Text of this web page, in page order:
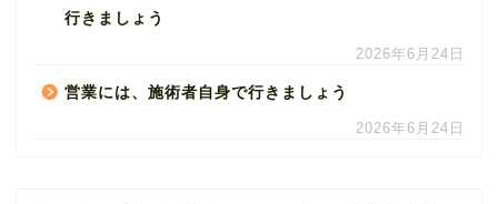
行きましょう
2026年6月24日
営業には、施術者自身で行きましょう
2026年6月24日